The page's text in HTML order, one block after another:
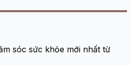
sóc sức khỏe mới nhất từ